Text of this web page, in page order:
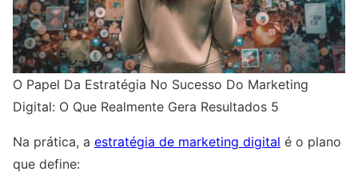
O Papel Da Estratégia No Sucesso Do Marketing
Digital: O Que Realmente Gera Resultados 5
Na prática, a estratégia de marketing digital é o plano
que define: